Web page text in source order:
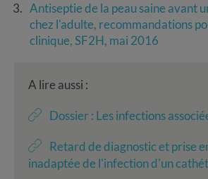
Antiseptie de la peau saine avant
chez l'adulte, recommandations
clinique, SF2H, mai 2016
A lire aussi :
Dossier : Les infections
Retard de diagnostic et prise
inadaptée de l'infection d'un